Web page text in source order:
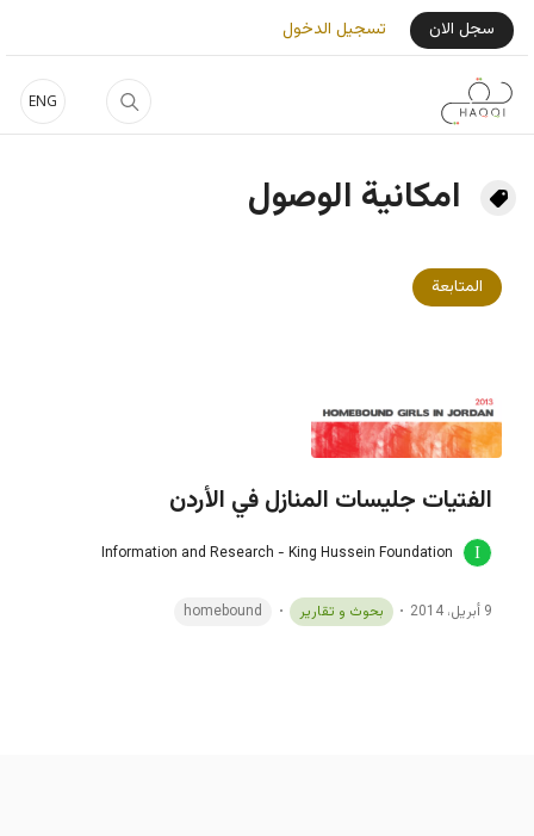
تجاوز إلى المحتوى الرئيسي
ENG
User Login Menu
سجل الان تسجيل الدخول
امكانية الوصول
المتابعة
الفتيات جليسات المنازل في الأردن
Information and Research - King Hussein Foundation
9 أبريل، 2014 بحوث و تقارير homebound